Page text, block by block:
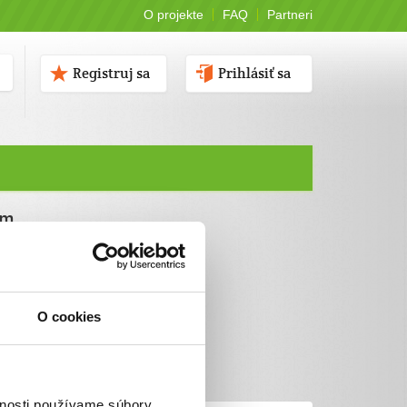
O cookies
O projekte FAQ Partneri
Prihlásiť sa
Registruj sa